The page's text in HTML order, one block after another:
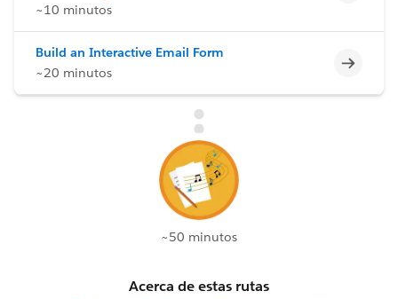
~10 minutos
Build an Interactive Email Form
~20 minutos
~50 minutos
Acerca de estas rutas